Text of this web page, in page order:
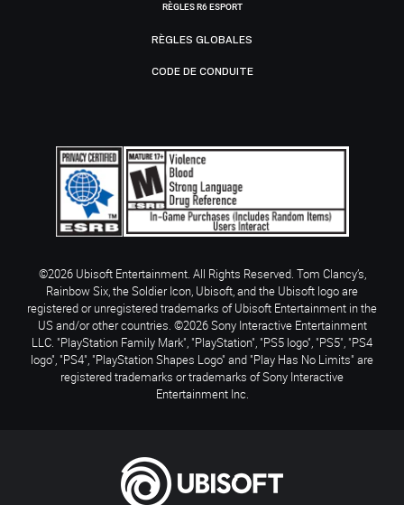
RÈGLES R6 ESPORT
RÈGLES GLOBALES
CODE DE CONDUITE
©2026 Ubisoft Entertainment. All Rights Reserved. Tom Clancy’s,
Rainbow Six, the Soldier Icon, Ubisoft, and the Ubisoft logo are
registered or unregistered trademarks of Ubisoft Entertainment in the
US and/or other countries. ©2026 Sony Interactive Entertainment
LLC. "PlayStation Family Mark", "PlayStation", "PS5 logo", "PS5", "PS4
logo", "PS4", "PlayStation Shapes Logo" and "Play Has No Limits" are
registered trademarks or trademarks of Sony Interactive
Entertainment Inc.